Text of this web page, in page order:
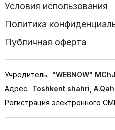
Условия использования
Политика
Публичная оферта
Учредитель: "WEBNOW" MChJ
Адрес: Toshkent shahri,
Регистрация электронного